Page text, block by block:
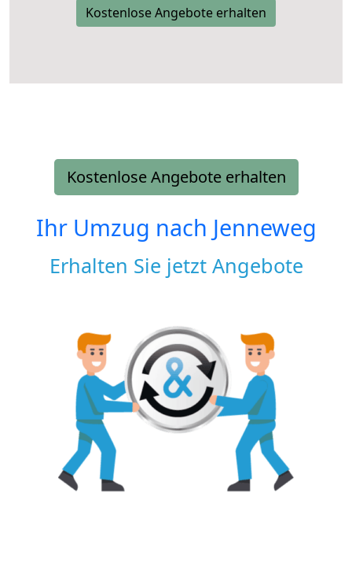
Kostenlose Angebote erhalten
Kostenlose Angebote erhalten
Ihr Umzug nach Jenneweg
Erhalten Sie jetzt Angebote